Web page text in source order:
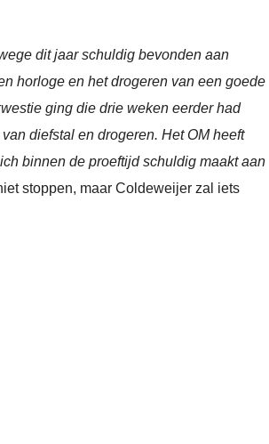
dit jaar schuldig bevonden aan
horloge en het drogeren van een goede
ging die drie weken eerder had
diefstal en drogeren. Het OM heeft
binnen de proeftijd schuldig maakt aan
stoppen, maar Coldeweijer zal iets